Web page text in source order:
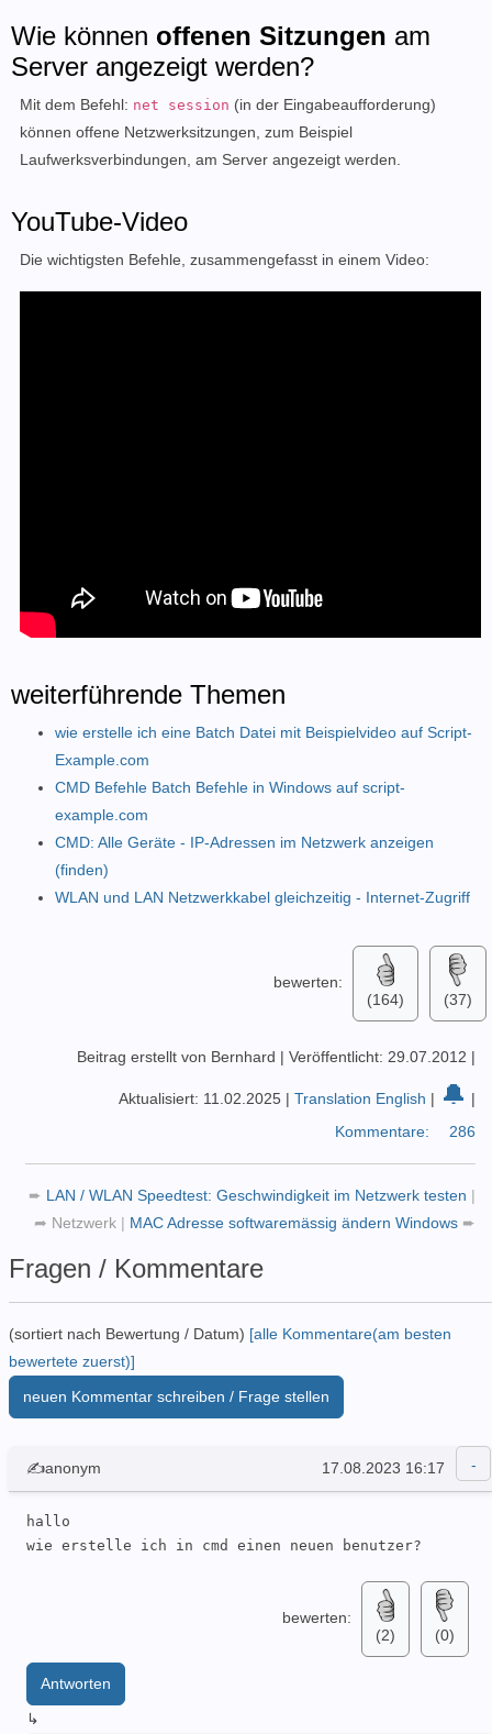
Wie können offenen Sitzungen am
Server angezeigt werden?
Mit dem Befehl: net session (in der Eingabeaufforderung)
können offene Netzwerksitzungen, zum Beispiel
Laufwerksverbindungen, am Server angezeigt werden.
YouTube-Video
Die wichtigsten Befehle, zusammengefasst in einem Video:
weiterführende Themen
wie erstelle ich eine Batch Datei mit Beispielvideo auf Script-
Example.com
CMD Befehle Batch Befehle in Windows auf script-
example.com
CMD: Alle Geräte - IP-Adressen im Netzwerk anzeigen
(finden)
WLAN und LAN Netzwerkkabel gleichzeitig - Internet-Zugriff
bewerten:
(164)
(37)
Beitrag erstellt von Bernhard | Veröffentlicht: 29.07.2012 |
Aktualisiert: 11.02.2025 | Translation English | 🔔 |
Kommentare:
286
➨ LAN / WLAN Speedtest: Geschwindigkeit im Netzwerk testen |
➦ Netzwerk | MAC Adresse softwaremässig ändern Windows ➨
Fragen / Kommentare
(sortiert nach Bewertung / Datum) [alle Kommentare(am besten
bewertete zuerst)]
neuen Kommentar schreiben / Frage stellen
✍anonym 17.08.2023 16:17
hallo
wie erstelle ich in cmd einen neuen benutzer?
bewerten:
(2)
(0)
Antworten
↳